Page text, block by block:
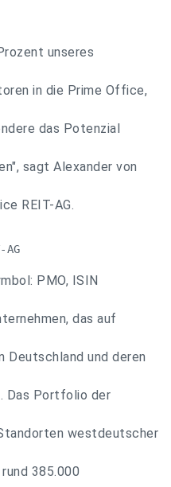
unseres
in die Prime Office,
das Potenzial
sagt Alexander von
REIT-AG.
PMO, ISIN
das auf
Deutschland und deren
Das Portfolio der
westdeutscher
385.000